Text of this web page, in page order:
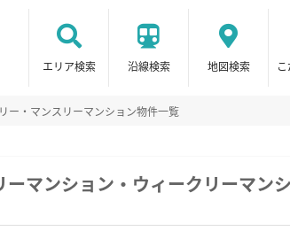
エリア検索 沿線検索 地図検索
ー・マンスリーマンション物件一覧
マンション・ウィークリーマン